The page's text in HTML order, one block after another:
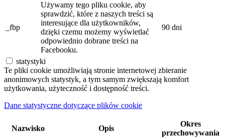
_fbp
Używamy tego pliku cookie, aby
sprawdzić, które z naszych treści są
interesujące dla użytkowników,
dzięki czemu możemy wyświetlać
odpowiednio dobrane treści na
Facebooku.
90 dni
statystyki
Te pliki cookie umożliwiają stronie internetowej zbieranie
anonimowych statystyk, a tym samym zwiększają komfort
użytkowania, użyteczność i dostępność treści.
Dane statystyczne dotyczące plików cookie
Nazwisko Opis
Okres
przechowywania